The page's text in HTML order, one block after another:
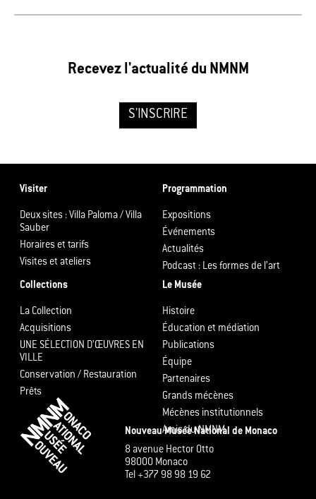
Recevez l'actualité du NMNM
S'INSCRIRE
Visiter
Deux sites : Villa Paloma / Villa
Sauber
Horaires et tarifs
Visites et ateliers
Programmation
Expositions
Événements
Actualités
Podcast : Les formes de l’art
Collections
La Collection
Acquisitions
UNE SÉLECTION D’ŒUVRES EN
VILLE
Conservation / Restauration
Prêts
Le Musée
Histoire
Éducation et médiation
Publications
Équipe
Partenaires
Grands mécènes
Mécènes institutionnels
Amis du NMNM
Nouveau Musée National de Monaco
8 avenue Hector Otto
98000 Monaco
Tel +377 98 98 19 62